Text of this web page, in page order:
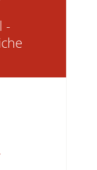
-